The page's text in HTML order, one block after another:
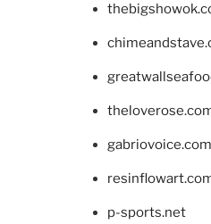
gabriovoice.com
p-sports.net